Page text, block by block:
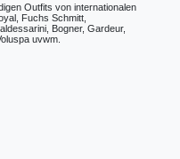
Outfits von internationalen
Fuchs Schmitt,
Bogner, Gardeur,
uvwm.